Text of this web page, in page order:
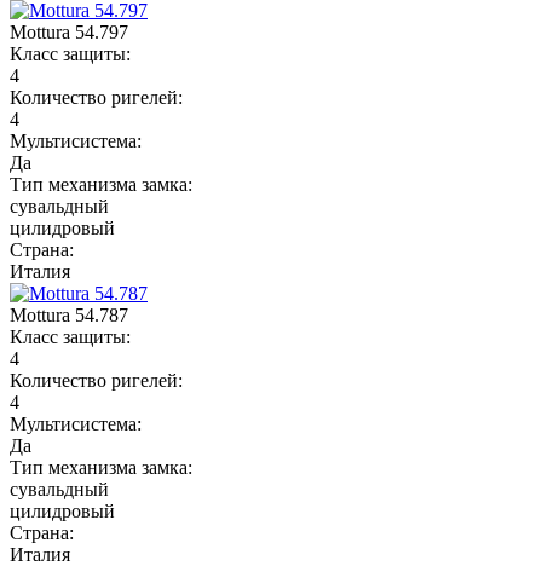
Mottura 54.797
Класс защиты:
4
Количество ригелей:
4
Мультисистема:
Да
Тип механизма замка:
сувальдный
цилидровый
Страна:
Италия
Mottura 54.787
Класс защиты:
4
Количество ригелей:
4
Мультисистема:
Да
Тип механизма замка:
сувальдный
цилидровый
Страна:
Италия